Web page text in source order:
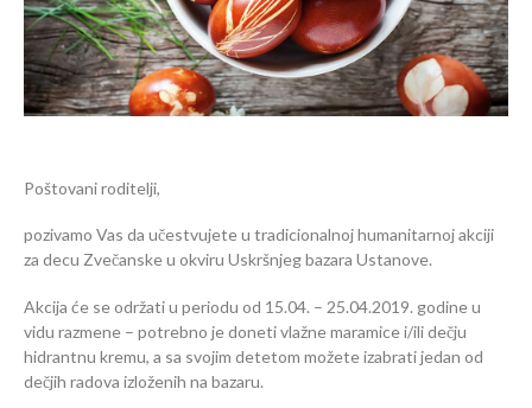
Poštovani roditelji,
pozivamo Vas da učestvujete u tradicionalnoj humanitarnoj akciji
za decu Zvečanske u okviru Uskršnjeg bazara Ustanove.
Akcija će se održati u periodu od 15.04. – 25.04.2019. godine u
vidu razmene – potrebno je doneti vlažne maramice i/ili dečju
hidrantnu kremu, a sa svojim detetom možete izabrati jedan od
dečjih radova izloženih na bazaru.